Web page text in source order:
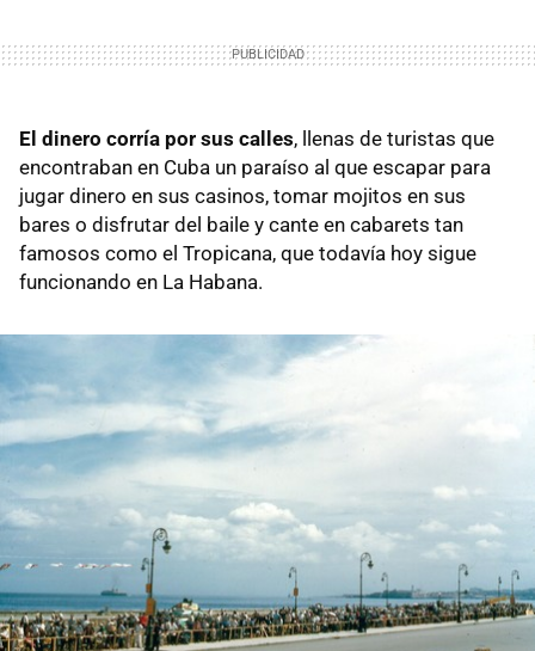
El dinero corría por sus calles, llenas de turistas que
encontraban en Cuba un paraíso al que escapar para
jugar dinero en sus casinos, tomar mojitos en sus
bares o disfrutar del baile y cante en cabarets tan
famosos como el Tropicana, que todavía hoy sigue
funcionando en La Habana.